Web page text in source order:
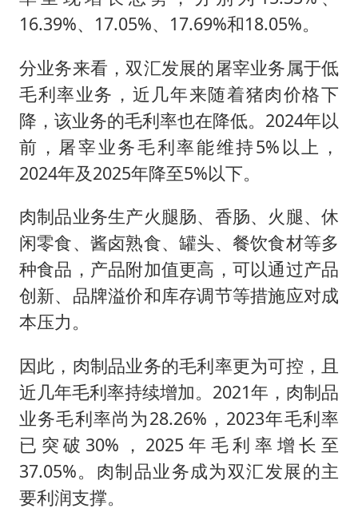
16.39%、17.05%、17.69%和18.05%。
分业务来看，双汇发展的屠宰业务属于低
毛利率业务，近几年来随着猪肉价格下
降，该业务的毛利率也在降低。2024年以
前，屠宰业务毛利率能维持5%以上，
2024年及2025年降至5%以下。
肉制品业务生产火腿肠、香肠、火腿、休
闲零食、酱卤熟食、罐头、餐饮食材等多
种食品，产品附加值更高，可以通过产品
创新、品牌溢价和库存调节等措施应对成
本压力。
因此，肉制品业务的毛利率更为可控，且
近几年毛利率持续增加。2021年，肉制品
业务毛利率尚为28.26%，2023年毛利率
已突破30%，2025年毛利率增长至
37.05%。肉制品业务成为双汇发展的主
要利润支撑。